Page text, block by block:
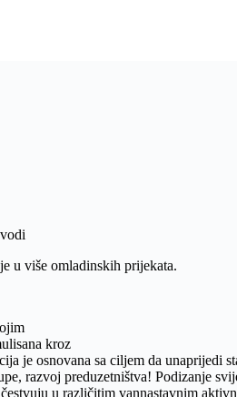
u više omladinskih prijekata.
kroz
je osnovana sa ciljem da unaprijedi
razvoj preduzetništva! Podizanje
u različitim vannastavnim